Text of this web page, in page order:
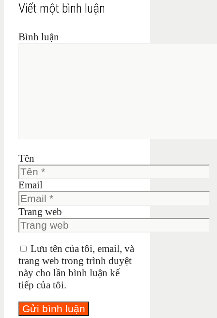
Viết một bình luận
Bình luận
Tên
Email
Trang web
Lưu tên của tôi, email, và
trang web trong trình duyệt
này cho lần bình luận kế
tiếp của tôi.